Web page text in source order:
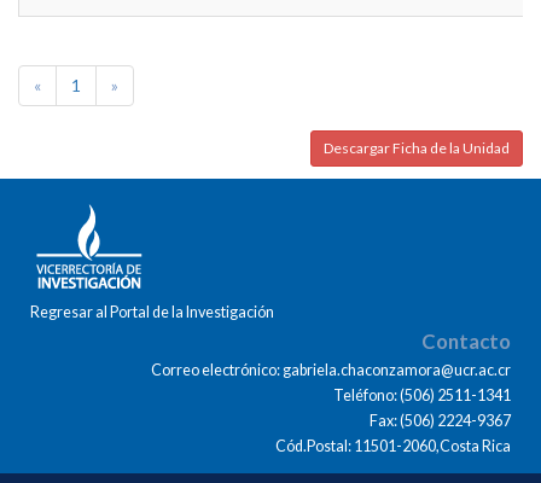
« 1 »
Descargar Ficha de la Unidad
Regresar al Portal de la Investigación
Contacto
Correo electrónico: gabriela.chaconzamora@ucr.ac.cr
Teléfono: (506) 2511-1341
Fax: (506) 2224-9367
Cód.Postal: 11501-2060,Costa Rica